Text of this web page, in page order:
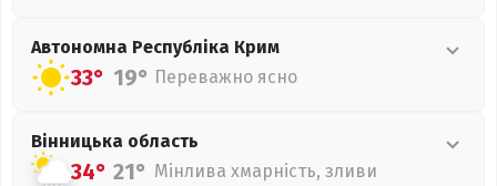
Автономна Республіка Крим
33° 19° Переважно ясно
Вінницька область
34° 21° Мінлива хмарність, зливи